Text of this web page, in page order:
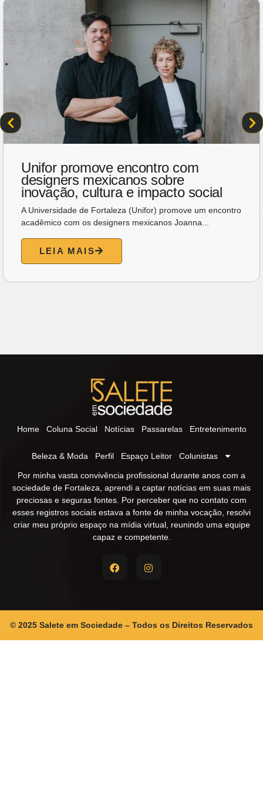
Unifor promove encontro com
designers mexicanos sobre
inovação, cultura e impacto social
A Universidade de Fortaleza (Unifor) promove um encontro
acadêmico com os designers mexicanos Joanna...
LEIA MAIS
Home Coluna Social Notícias Passarelas Entretenimento
Beleza & Moda Perfil Espaço Leitor Colunistas
Por minha vasta convivência profissional durante anos com a
sociedade de Fortaleza, aprendi a captar notícias em suas mais
preciosas e seguras fontes. Por perceber que no contato com
esses registros sociais estava a fonte de minha vocação, resolvi
criar meu próprio espaço na mídia virtual, reunindo uma equipe
capaz e competente.
© 2025 Salete em Sociedade – Todos os Direitos Reservados